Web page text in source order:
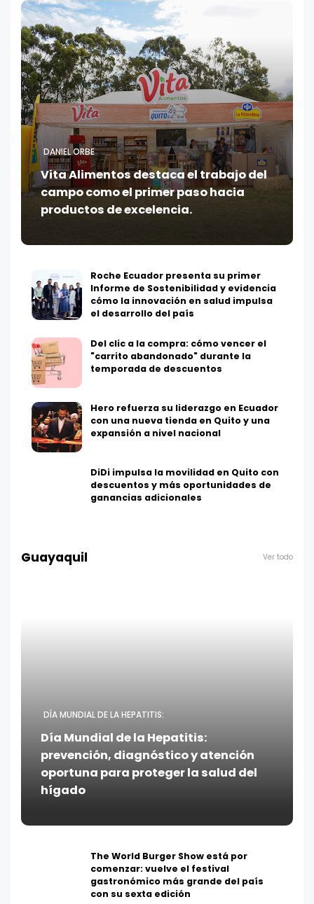
DANIEL ORBE
Vita Alimentos destaca el trabajo del
campo como el primer paso hacia
productos de excelencia.
Roche Ecuador presenta su primer
Informe de Sostenibilidad y evidencia
cómo la innovación en salud impulsa
el desarrollo del país
Del clic a la compra: cómo vencer el
"carrito abandonado" durante la
temporada de descuentos
Hero refuerza su liderazgo en Ecuador
con una nueva tienda en Quito y una
expansión a nivel nacional
DiDi impulsa la movilidad en Quito con
descuentos y más oportunidades de
ganancias adicionales
Guayaquil Ver todo
DÍA MUNDIAL DE LA HEPATITIS:
Día Mundial de la Hepatitis:
prevención, diagnóstico y atención
oportuna para proteger la salud del
hígado
The World Burger Show está por
comenzar: vuelve el festival
gastronómico más grande del país
con su sexta edición